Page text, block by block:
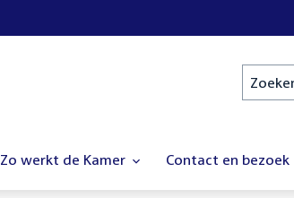
Zoeken
Zo werkt de Kamer Contact en bezoek